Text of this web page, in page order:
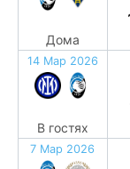
Дома
14 Мар 2026
В гостях
7 Мар 2026